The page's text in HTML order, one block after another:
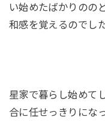
い始めたばかりのの
和感を覚えるのでした
星家で暮らし始めて
合に任せっきりにな